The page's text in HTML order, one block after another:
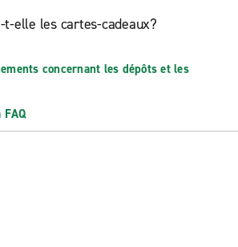
t-elle les cartes-cadeaux?
concernant les dépôts et les